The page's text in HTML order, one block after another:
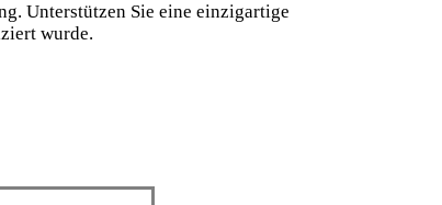
Unterstützen Sie eine einzig­artige
wurde.